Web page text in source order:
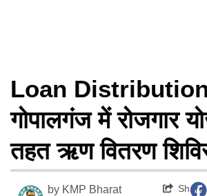
Loan
गोपालगंज में रोजगार
तहत ऋण वितरण
by KMP Bharat
Share